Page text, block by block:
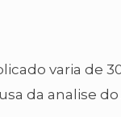
varia de
da analise do